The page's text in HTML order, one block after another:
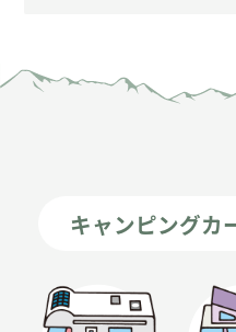
キャンピングカ